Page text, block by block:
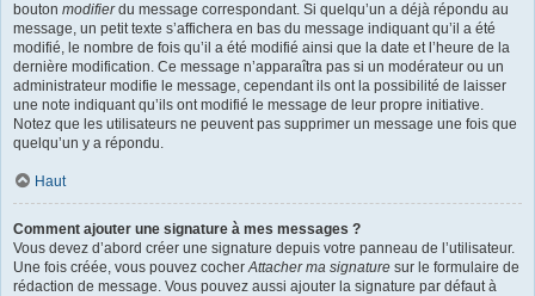
bouton modifierdu message correspondant. Si quelqu’un a déjà répondu au
message, un petit texte s’affichera en bas du message indiquant qu’il a été
modifié, le nombre de fois qu’il a été modifié ainsi que la date et l’heure de la
dernière modification. Ce message n’apparaîtra pas si un modérateur ou un
administrateur modifie le message, cependant ils ont la possibilité de laisser
une note indiquant qu’ils ont modifié le message de leur propre initiative.
Notez que les utilisateurs ne peuvent pas supprimer un message une fois que
quelqu’un y a répondu.
Haut
Comment ajouter une signature à mes messages ?
Vous devez d’abord créer une signature depuis votre panneau de l’utilisateur.
Une fois créée, vous pouvez cocherAttacher ma signature sur le formulaire de
rédaction de message. Vous pouvez aussi ajouter la signature par défaut à